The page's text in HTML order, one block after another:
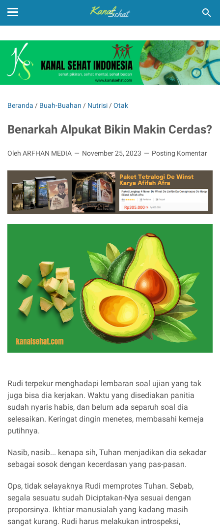
Beranda / Buah-Buahan / Nutrisi /Otak
Benarkah Alpukat Bikin Makin Cerdas?
Oleh ARFHAN MEDIA November 25, 2023 Posting Komentar
Rudi terpekur menghadapi lembaran soal ujian yang tak
juga bisa dia kerjakan. Waktu yang disediakan panitia
sudah nyaris habis, dan belum ada separuh soal dia
selesaikan. Keringat dingin menetes, membasahi kemeja
putihnya.
Nasib, nasib... kenapa sih, Tuhan menjadikan dia sekadar
sebagai sosok dengan kecerdasan yang pas-pasan.
Ops, tidak selayaknya Rudi memprotes Tuhan. Sebab,
segala sesuatu sudah Diciptakan-Nya sesuai dengan
proporsinya. Ikhtiar manusialah yang kadang masih
sangat kurang. Rudi harus melakukan introspeksi,